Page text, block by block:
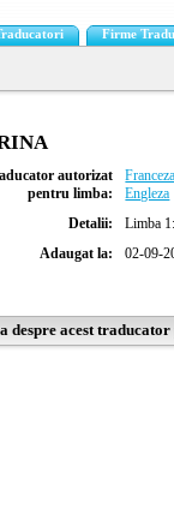
Firme
autorizat
pentru limba:
Franceza
Engleza
Detalii:
Limba
Adaugat la:
02-09-
despre acest